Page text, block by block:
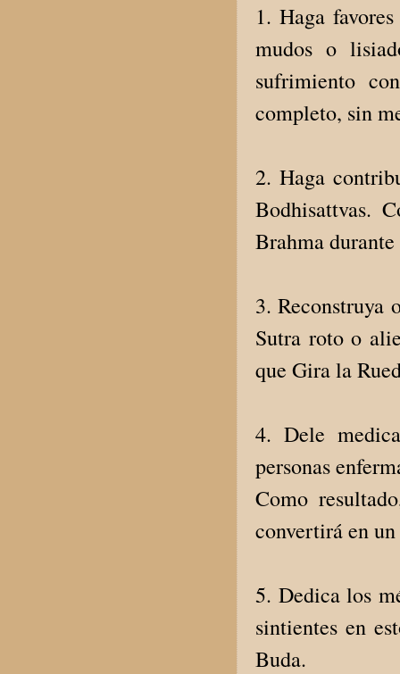
1. Haga
mudos o
sufrimiento
completo, sin
2. Haga
Bodhisattvas.
Brahma
3. Reconstruya
Sutra roto o
que Gira la
4. Dele
personas
Como
convertirá en
5. Dedica los
sintientes en
Buda.